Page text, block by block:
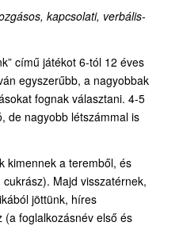
kapcsolati, verbális-
című játékot 6-tól 12 éves
egyszerűbb, a nagyobbak
fognak választani. 4-5
de nagyobb létszámmal is
kimennek a teremből, és
Majd visszatérnek,
jöttünk, híres
foglalkozásnév első és